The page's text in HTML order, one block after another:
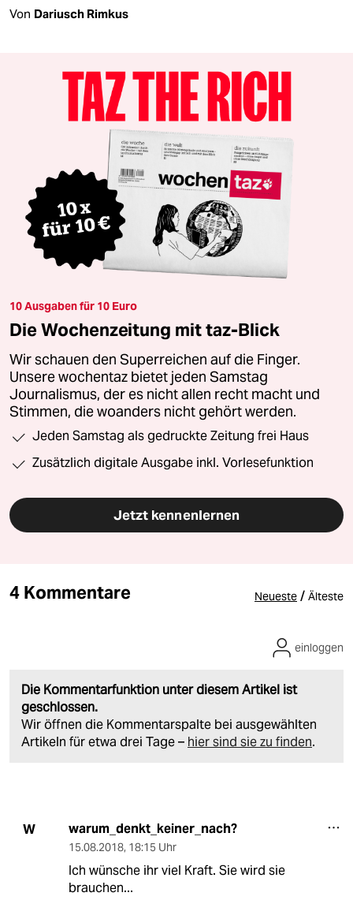
Von Dariusch Rimkus
10 Ausgaben für 10 Euro
Die Wochenzeitung mit taz-Blick
Wir schauen den Superreichen auf die Finger.
Unsere wochentaz bietet jeden Samstag
Journalismus, der es nicht allen recht macht und
Stimmen, die woanders nicht gehört werden.
Jeden Samstag als gedruckte Zeitung frei Haus
Zusätzlich digitale Ausgabe inkl. Vorlesefunktion
Jetzt kennenlernen
4 Kommentare Neueste / Älteste
Die Kommentarfunktion unter diesem Artikel ist
geschlossen.
Wir öffnen die Kommentarspalte bei ausgewählten
Artikeln für etwa drei Tage – hier sind sie zu finden.
einloggen
W warum_denkt_keiner_nach?
15.08.2018, 18:15 Uhr
Ich wünsche ihr viel Kraft. Sie wird sie
brauchen...